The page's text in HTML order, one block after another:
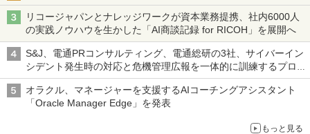
リコージャパンとナレッジワークが資本業務提携、社内6000人
の実践ノウハウを生かした「AI商談記録 for RICOH」を展開へ
S&J、電通PRコンサルティング、電通総研の3社、サイバーイン
シデント発生時の対応と危機管理広報を一体的に訓練するプログ
ラムを提供
オラクル、マネージャーを支援するAIコーチングアシスタント
「Oracle Manager Edge」を発表
もっと見る